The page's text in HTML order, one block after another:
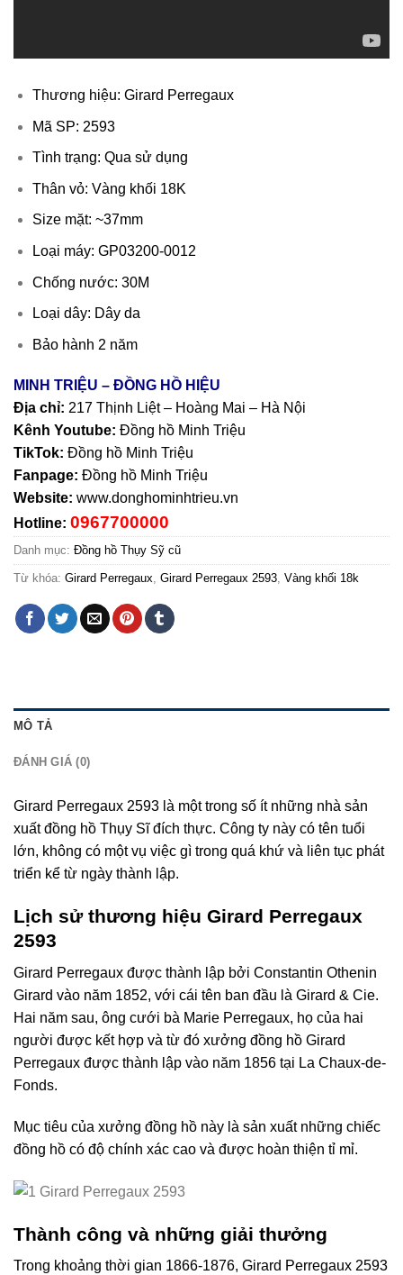
Thương hiệu: Girard Perregaux
Mã SP: 2593
Tình trạng: Qua sử dụng
Thân vỏ: Vàng khối 18K
Size mặt: ~37mm
Loại máy: GP03200-0012
Chống nước: 30M
Loại dây: Dây da
Bảo hành 2 năm
MINH TRIỆU – ĐỒNG HỒ HIỆU
Địa chỉ: 217 Thịnh Liệt – Hoàng Mai – Hà Nội
Kênh Youtube: Đồng hồ Minh Triệu
TikTok: Đồng hồ Minh Triệu
Fanpage: Đồng hồ Minh Triệu
Website: www.donghominhtrieu.vn
Hotline: 0967700000
Danh mục: Đồng hồ Thụy Sỹ cũ
Từ khóa: Girard Perregaux, Girard Perregaux 2593, Vàng khối 18k
MÔ TẢ
ĐÁNH GIÁ (0)
Girard Perregaux 2593 là một trong số ít những nhà sản
xuất đồng hồ Thụy Sĩ đích thực. Công ty này có tên tuổi
lớn, không có một vụ việc gì trong quá khứ và liên tục phát
triển kể từ ngày thành lập.
Lịch sử thương hiệu Girard Perregaux
2593
Girard Perregaux được thành lập bởi Constantin Othenin
Girard vào năm 1852, với cái tên ban đầu là Girard & Cie.
Hai năm sau, ông cưới bà Marie Perregaux, họ của hai
người được kết hợp và từ đó xưởng đồng hồ Girard
Perregaux được thành lập vào năm 1856 tại La Chaux-de-
Fonds.
Mục tiêu của xưởng đồng hồ này là sản xuất những chiếc
đồng hồ có độ chính xác cao và được hoàn thiện tỉ mỉ.
Thành công và những giải thưởng
Trong khoảng thời gian 1866-1876, Girard Perregaux 2593